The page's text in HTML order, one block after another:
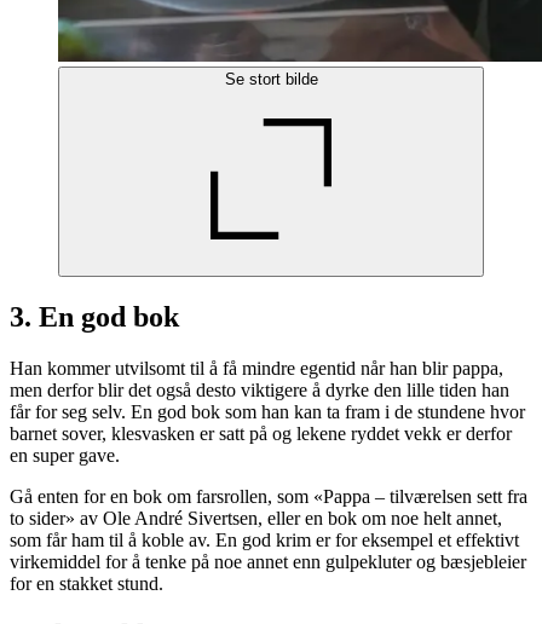
Se stort bilde
3. En god bok
Han kommer utvilsomt til å få mindre egentid når han blir pappa,
men derfor blir det også desto viktigere å dyrke den lille tiden han
får for seg selv. En god bok som han kan ta fram i de stundene hvor
barnet sover, klesvasken er satt på og lekene ryddet vekk er derfor
en super gave.
Gå enten for en bok om farsrollen, som «Pappa – tilværelsen sett fra
to sider» av Ole André Sivertsen, eller en bok om noe helt annet,
som får ham til å koble av. En god krim er for eksempel et effektivt
virkemiddel for å tenke på noe annet enn gulpekluter og bæsjebleier
for en stakket stund.